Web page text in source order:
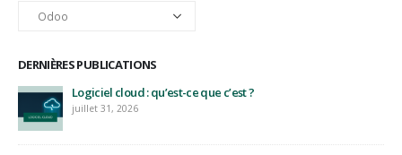
Catégories
DERNIÈRES PUBLICATIONS
Logiciel cloud : qu’est-ce que c’est ?
juillet 31, 2026